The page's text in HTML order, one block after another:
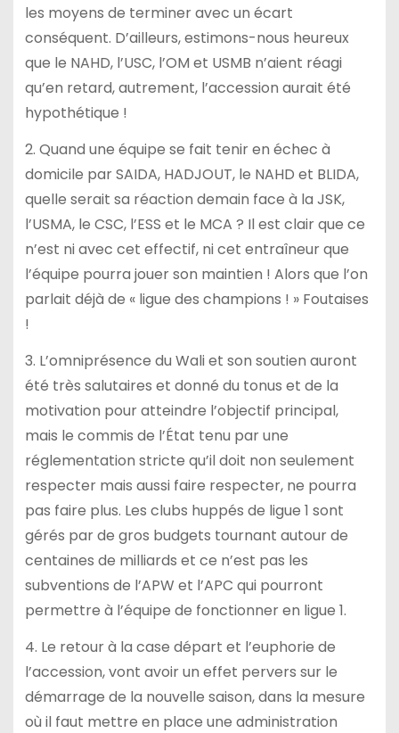
les moyens de terminer avec un écart
conséquent. D’ailleurs, estimons-nous heureux
que le NAHD, l’USC, l’OM et USMB n’aient réagi
qu’en retard, autrement, l’accession aurait été
hypothétique !
2. Quand une équipe se fait tenir en échec à
domicile par SAIDA, HADJOUT, le NAHD et BLIDA,
quelle serait sa réaction demain face à la JSK,
l’USMA, le CSC, l’ESS et le MCA ? Il est clair que ce
n’est ni avec cet effectif, ni cet entraîneur que
l’équipe pourra jouer son maintien ! Alors que l’on
parlait déjà de « ligue des champions ! » Foutaises
!
3. L’omniprésence du Wali et son soutien auront
été très salutaires et donné du tonus et de la
motivation pour atteindre l’objectif principal,
mais le commis de l’État tenu par une
réglementation stricte qu’il doit non seulement
respecter mais aussi faire respecter, ne pourra
pas faire plus. Les clubs huppés de ligue 1 sont
gérés par de gros budgets tournant autour de
centaines de milliards et ce n’est pas les
subventions de l’APW et l’APC qui pourront
permettre à l’équipe de fonctionner en ligue 1.
4. Le retour à la case départ et l’euphorie de
l’accession, vont avoir un effet pervers sur le
démarrage de la nouvelle saison, dans la mesure
où il faut mettre en place une administration